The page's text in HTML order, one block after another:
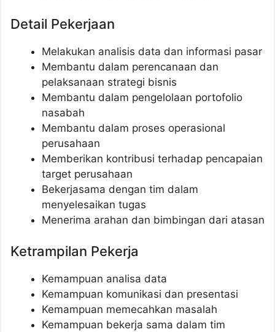
Detail Pekerjaan
Melakukan analisis data dan informasi pasar
Membantu dalam perencanaan dan
pelaksanaan strategi bisnis
Membantu dalam pengelolaan portofolio
nasabah
Membantu dalam proses operasional
perusahaan
Memberikan kontribusi terhadap pencapaian
target perusahaan
Bekerjasama dengan tim dalam
menyelesaikan tugas
Menerima arahan dan bimbingan dari atasan
Ketrampilan Pekerja
Kemampuan analisa data
Kemampuan komunikasi dan presentasi
Kemampuan memecahkan masalah
Kemampuan bekerja sama dalam tim